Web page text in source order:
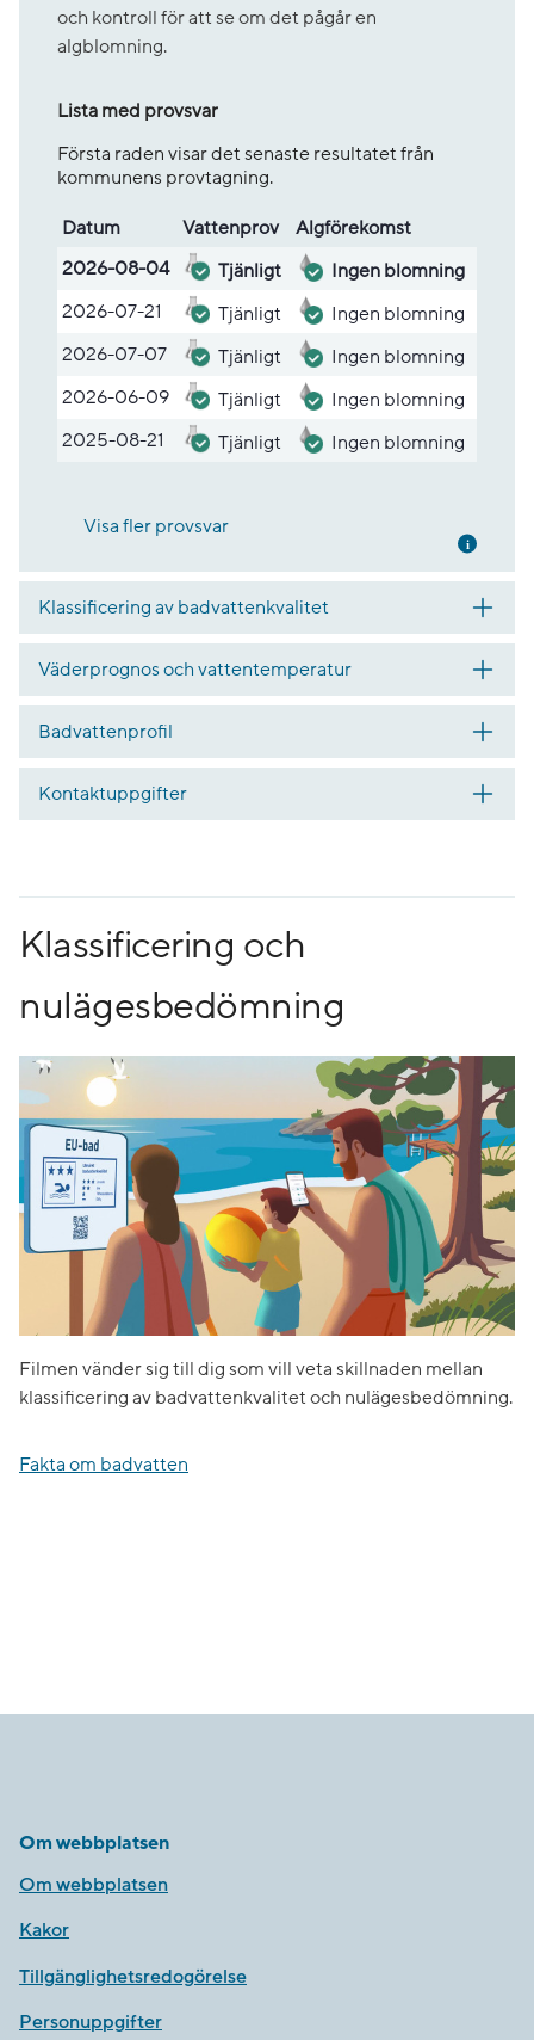
och kontroll för att se om det pågår en
algblomning.
Lista med provsvar
Första raden visar det senaste resultatet från
kommunens provtagning.
Lista med provsvar
Datum Vatten­prov
Alg­före­komst
2026-08-04
Tjänligt
Ingen blomning
2026-07-21
Tjänligt
Ingen blomning
2026-07-07
Tjänligt
Ingen blomning
2026-06-09
Tjänligt
Ingen blomning
2025-08-21
Tjänligt Ingen blomning
Visa fler provsvar Mer
Klassificering av badvattenkvalitet
Väderprognos och vattentemperatur
Badvattenprofil
Kontaktuppgifter
Klassificering och
nulägesbedömning
Filmen vänder sig till dig som vill veta skillnaden mellan
klassificering av badvattenkvalitet och nulägesbedömning.
Fakta om badvatten
Om webbplatsen
Om webbplatsen
Kakor
Tillgänglighetsredogörelse
Personuppgifter